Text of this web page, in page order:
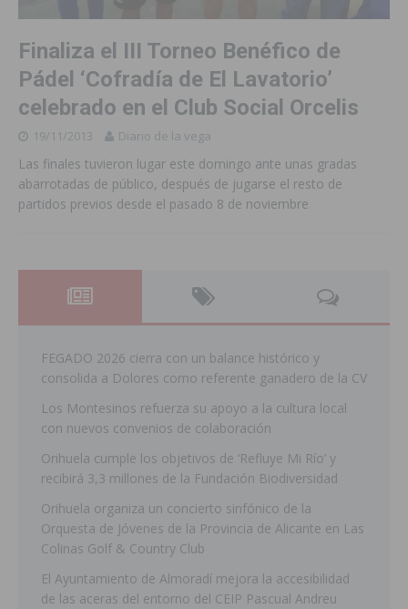
Finaliza el III Torneo Benéfico de
Pádel ‘Cofradía de El Lavatorio’
celebrado en el Club Social Orcelis
19/11/2013 Diario de la vega
Las finales tuvieron lugar este domingo ante unas gradas
abarrotadas de público, después de jugarse el resto de
partidos previos desde el pasado 8 de noviembre
FEGADO 2026 cierra con un balance histórico y
consolida a Dolores como referente ganadero de la CV
Los Montesinos refuerza su apoyo a la cultura local
con nuevos convenios de colaboración
Orihuela cumple los objetivos de ‘Refluye Mi Río’ y
recibirá 3,3 millones de la Fundación Biodiversidad
Orihuela organiza un concierto sinfónico de la
Orquesta de Jóvenes de la Provincia de Alicante en Las
Colinas Golf & Country Club
El Ayuntamiento de Almoradí mejora la accesibilidad
de las aceras del entorno del CEIP Pascual Andreu